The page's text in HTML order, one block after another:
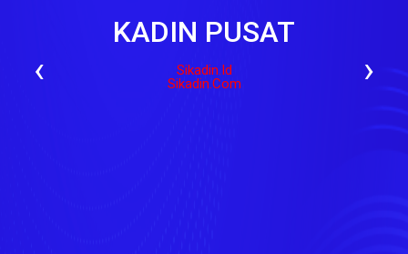
KADIN PUSAT
Sikadin.id
Sikadin.com
‹ ›